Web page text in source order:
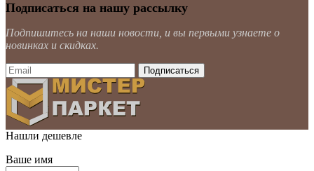
Подписаться на нашу рассылку
Подпишитесь на наши новости, и вы первыми узнаете о
новинках и скидках.
Нашли дешевле
Ваше имя